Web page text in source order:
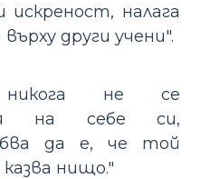
налага
други учени".
не се
на себе си,
да е, че той
нищо."